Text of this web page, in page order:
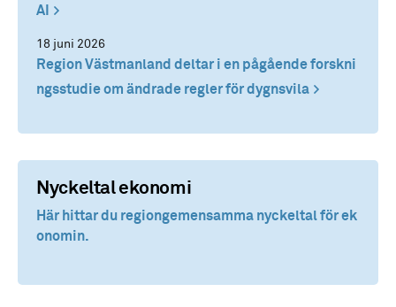
AI
18 juni 2026
Region Västmanland deltar i en pågående forskni
ngsstudie om ändrade regler för dygnsvila
Nyckeltal ekonomi
Här hittar du regiongemensamma nyckeltal för ek
onomin.